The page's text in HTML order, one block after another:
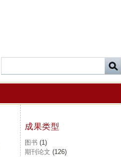
成果类型
图书 (1)
期刊论文 (126)